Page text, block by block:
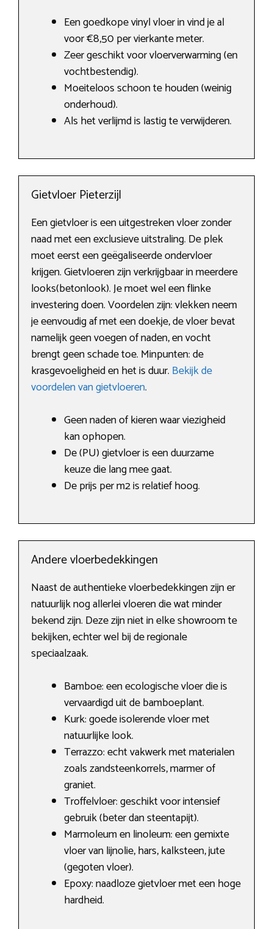
Een goedkope vinyl vloer in vind je al
voor €8,50 per vierkante meter.
Zeer geschikt voor vloerverwarming (en
vochtbestendig).
Moeiteloos schoon te houden (weinig
onderhoud).
Als het verlijmd is lastig te verwijderen.
Gietvloer Pieterzijl
Een gietvloer is een uitgestreken vloer zonder
naad met een exclusieve uitstraling. De plek
moet eerst een geëgaliseerde ondervloer
krijgen. Gietvloeren zijn verkrijgbaar in meerdere
looks(betonlook). Je moet wel een flinke
investering doen. Voordelen zijn: vlekken neem
je eenvoudig af met een doekje, de vloer bevat
namelijk geen voegen of naden, en vocht
brengt geen schade toe. Minpunten: de
krasgevoeligheid en het is duur. Bekijk de
voordelen van gietvloeren.
Geen naden of kieren waar viezigheid
kan ophopen.
De (PU) gietvloer is een duurzame
keuze die lang mee gaat.
De prijs per m2 is relatief hoog.
Andere vloerbedekkingen
Naast de authentieke vloerbedekkingen zijn er
natuurlijk nog allerlei vloeren die wat minder
bekend zijn. Deze zijn niet in elke showroom te
bekijken, echter wel bij de regionale
speciaalzaak.
Bamboe: een ecologische vloer die is
vervaardigd uit de bamboeplant.
Kurk: goede isolerende vloer met
natuurlijke look.
Terrazzo: echt vakwerk met materialen
zoals zandsteenkorrels, marmer of
graniet.
Troffelvloer: geschikt voor intensief
gebruik (beter dan steentapijt).
Marmoleum en linoleum: een gemixte
vloer van lijnolie, hars, kalksteen, jute
(gegoten vloer).
Epoxy: naadloze gietvloer met een hoge
hardheid.